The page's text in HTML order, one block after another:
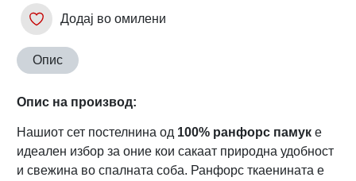
Додај во омилени
Опис
Опис на производ:
Нашиот сет постелнина од 100% ранфорс памук е
идеален избор за оние кои сакаат природна удобност
и свежина во спалната соба. Ранфорс ткаенината е